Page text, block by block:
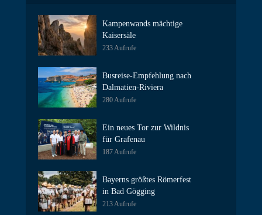
Kampenwands mächtige
Kaisersäle
233 Aufrufe
Busreise-Empfehlung nach
Dalmatien-Riviera
280 Aufrufe
Ein neues Tor zur Wildnis
für Grafenau
187 Aufrufe
Bayerns größtes Römerfest
in Bad Gögging
213 Aufrufe